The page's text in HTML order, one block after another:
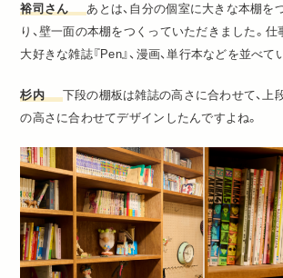
裕司さん
あとは、自分の個室に大きな本棚を
り、壁一面の本棚をつくっていただきました。
大好きな雑誌『Pen』、漫画、単行本などを並べて
杉内
下段の棚板は雑誌の高さに合わせて、上
の高さに合わせてデザインしたんですよね。